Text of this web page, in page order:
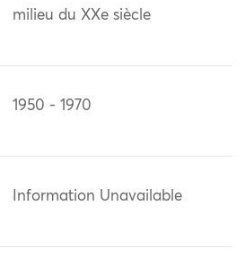
milieu du XXe siècle
1950 - 1970
Information Unavailable